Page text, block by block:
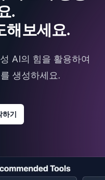
.
해보세요.
AI의 힘을 활용하여
생성하세요.
하기